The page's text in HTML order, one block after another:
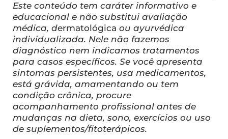
Este conteúdo tem caráter informativo e
educacional e não substitui avaliação
médica, dermatológica ou ayurvédica
individualizada. Nele não fazemos
diagnóstico nem indicamos tratamentos
para casos específicos. Se você apresenta
sintomas persistentes, usa medicamentos,
está grávida, amamentando ou tem
condição crônica, procure
acompanhamento profissional antes de
mudanças na dieta, sono, exercícios ou uso
de suplementos/fitoterápicos.